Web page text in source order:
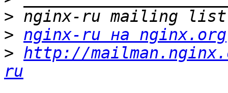
>
> nginx-ru на nginx.org
> http://
ru